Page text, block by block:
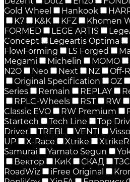
Gold Wheel
Hankook
K7
K&K KFZ Khomen
FORMED
LEGE ARTIS
Concept
Legeartis Optima
FlowForming
LS Forged
Megami
Michelin MOMO
N2O
Neo Next NZ Off-
Original Specification
OZ
Series
Remain REPLAY
RPLC-Wheels
RST RW
Classic EVO
RW Premium
Startech
Tech Line Top
Driver
TREBL VENTI Vissol
UP
X-Race Xtrike
Samurai
Yamato Segun
Вектор
КиК СКАД
RoadWiz
iFree Original